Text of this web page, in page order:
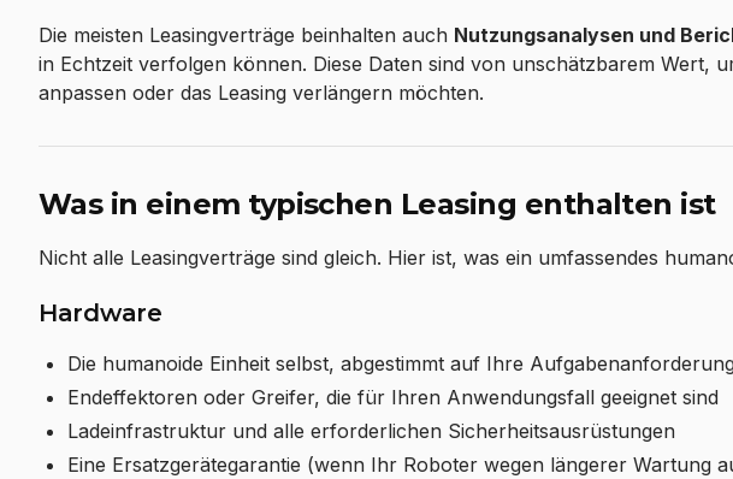
Die meisten Leasingverträge beinhalten auch Nutzungsanalysen und
in Echtzeit verfolgen können. Diese Daten sind von unschätzbarem Wert,
anpassen oder das Leasing verlängern möchten.
Was in einem typischen Leasing enthalten ist
Nicht alle Leasingverträge sind gleich. Hier ist, was ein umfassendes
Hardware
Die humanoide Einheit selbst, abgestimmt auf Ihre
Endeffektoren oder Greifer, die für Ihren Anwendungsfall geeignet sind
Ladeinfrastruktur und alle erforderlichen Sicherheitsausrüstungen
Eine Ersatzgerätegarantie (wenn Ihr Roboter wegen längerer Wartung